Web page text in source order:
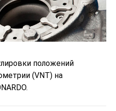
положений
(VNT) на